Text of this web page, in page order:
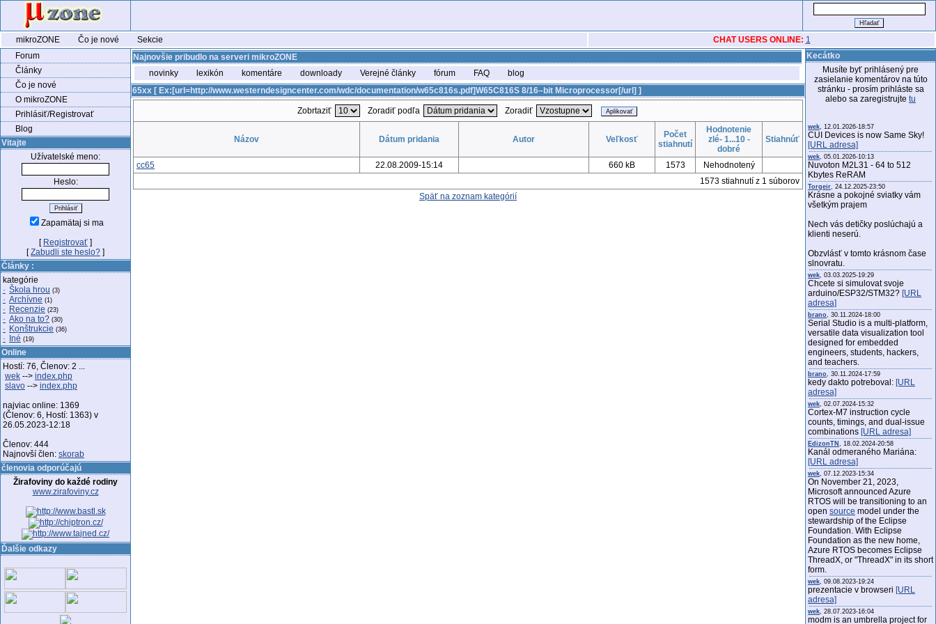
mikroZONE Čo je nové Sekcie CHAT USERS ONLINE: 1
Forum
Články
Čo je nové
O mikroZONE
Prihlásiť/Registrovať
Blog
Vitajte
Užívatelské meno:
Heslo:
Zapamätaj si ma
[ Registrovať ]
[Zabudli ste heslo? ]
Články :
kategórie
· Škola hrou (3)
· Archívne (1)
· Recenzie (23)
· Ako na to? (30)
· Konštrukcie (36)
· Iné (19)
Online
Hostí: 76, Členov: 2 ...
wek --> index.php
slavo --> index.php
najviac online: 1369
(Členov: 6, Hostí: 1363) v
26.05.2023-12:18
Členov: 444
Najnovší člen: skorab
členovia odporúčajú
Žirafoviny do každé rodiny
www.zirafoviny.cz
Ďalšie odkazy
Najnovšie pribudlo na serveri mikroZONE
novinky
lexikón komentáre downloady Verejné články fórum FAQ
blog
65xx [ Ex:[url=http://www.westerndesigncenter.com/wdc/documentation/w65c816s.pdf]W65C816S 8/16–bit Microprocessor[/url] ]
Zobrtaziť Zoradiť podľa Zoradiť
Názov Dátum pridania Autor Veľkosť
Počet
stiahnutí
Hodnotenie
zlé- 1...10 -
dobré
Stiahnúť
cc65 22.08.2009-15:14 660 kB 1573
Nehodnotený
1573 stiahnutí z 1 súborov
Späť na zoznam kategórií
Kecátko
Musíte byť prihlásený pre
zasielanie komentárov na túto
stránku - prosím prihláste sa
alebo sa zaregistrujte tu
wek, 12.01.2026-18:57
CUI Devices is now Same Sky!
[URL adresa]
wek, 05.01.2026-10:13
Nuvoton M2L31 - 64 to 512
Kbytes ReRAM
Torgeir, 24.12.2025-23:50
Krásne a pokojné sviatky vám
všetkým prajem
Nech vás detičky poslúchajú a
klienti neserú.
Obzvlásť v tomto krásnom čase
slnovratu.
wek, 03.03.2025-19:29
Chcete si simulovat svoje
arduino/ESP32/STM32? [URL
adresa]
brano, 30.11.2024-18:00
Serial Studio is a multi-platform,
versatile data visualization tool
designed for embedded
engineers, students, hackers,
and teachers.
brano, 30.11.2024-17:59
kedy dakto potreboval: [URL
adresa]
wek, 02.07.2024-15:32
Cortex-M7 instruction cycle
counts, timings, and dual-issue
combinations [URL adresa]
EdizonTN , 18.02.2024-20:58
Kanál odmeraného Mariána:
[URL adresa]
wek, 07.12.2023-15:34
On November 21, 2023,
Microsoft announced Azure
RTOS will be transitioning to an
open source model under the
stewardship of the Eclipse
Foundation. With Eclipse
Foundation as the new home,
Azure RTOS becomes Eclipse
ThreadX, or "ThreadX" in its short
form.
wek, 09.08.2023-19:24
prezentacie v browseri [URL
adresa]
wek, 28.07.2023-16:04
modm is an umbrella project for